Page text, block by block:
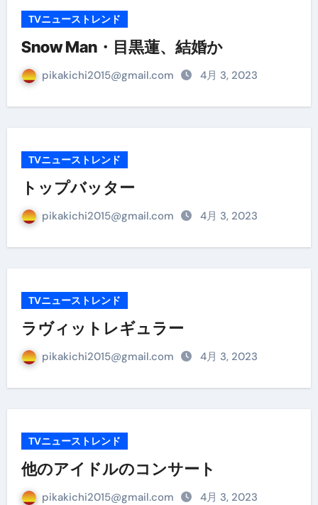
TVニューストレンド
Snow Man・目黒蓮、結婚か
pikakichi2015@gmail.com 4月 3, 2023
TVニューストレンド
トップバッター
pikakichi2015@gmail.com 4月 3, 2023
TVニューストレンド
ラヴィットレギュラー
pikakichi2015@gmail.com 4月 3, 2023
TVニューストレンド
他のアイドルのコンサート
pikakichi2015@gmail.com 4月 3, 2023